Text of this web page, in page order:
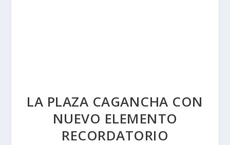
LA PLAZA CAGANCHA CON
NUEVO ELEMENTO
RECORDATORIO